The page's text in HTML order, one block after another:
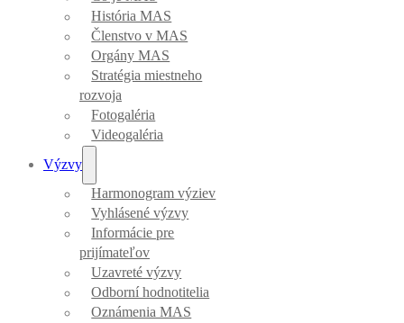
História MAS
Členstvo v MAS
Orgány MAS
Stratégia miestneho
rozvoja
Fotogaléria
Videogaléria
Výzvy
Harmonogram výziev
Vyhlásené výzvy
Informácie pre
prijímateľov
Uzavreté výzvy
Odborní hodnotitelia
Oznámenia MAS